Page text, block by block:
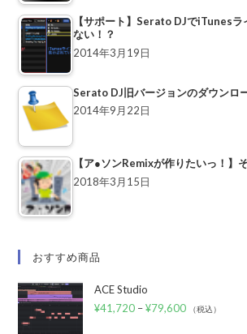
【サポート】Serato DJでiTunes
ない！？
2014年3月19日
Serato DJ旧バージョンのダウンロ
2014年9月22日
【ア●ソンRemixが作りたいっ！】
2018年3月15日
おすすめ商品
ACE Studio
¥41,720 –¥79,600 （税込）